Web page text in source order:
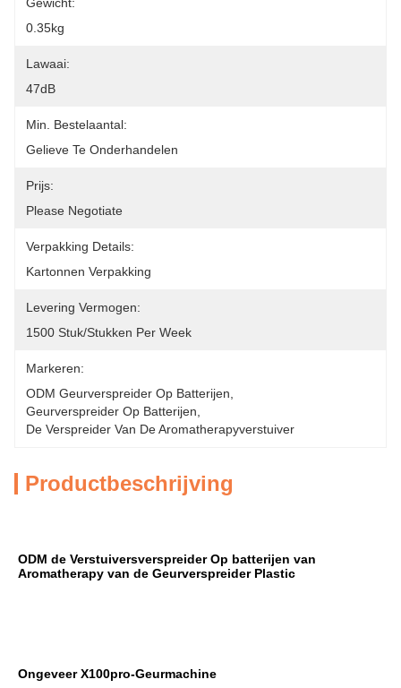
0.35kg
Lawaai:
47dB
Min. Bestelaantal:
Gelieve Te Onderhandelen
Prijs:
Please Negotiate
Verpakking Details:
Kartonnen Verpakking
Levering Vermogen:
1500 Stuk/Stukken Per Week
Markeren:
ODM Geurverspreider Op Batterijen
Geurverspreider Op Batterijen
De Verspreider Van De Aromatherapyverstuiver
Productbeschrijving
ODM de Verstuiversverspreider Op batterijen van
Aromatherapy van de Geurverspreider Plastic
Ongeveer X100pro-Geurmachine